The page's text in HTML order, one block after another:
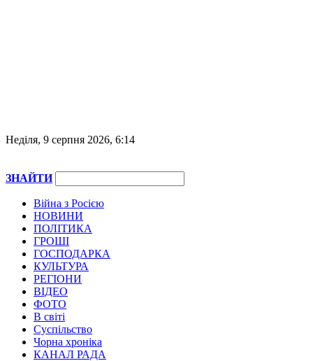
Неділя, 9 серпня 2026, 6:14
ЗНАЙТИ
Війна з Росією
НОВИНИ
ПОЛІТИКА
ГРОШІ
ГОСПОДАРКА
КУЛЬТУРА
РЕГІОНИ
ВІДЕО
ФОТО
В світі
Суспільство
Чорна хроніка
КАНАЛ РАДА